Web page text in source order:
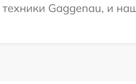
Gaggenau, и